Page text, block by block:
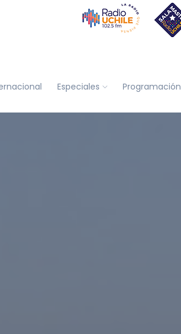
Especiales Programación